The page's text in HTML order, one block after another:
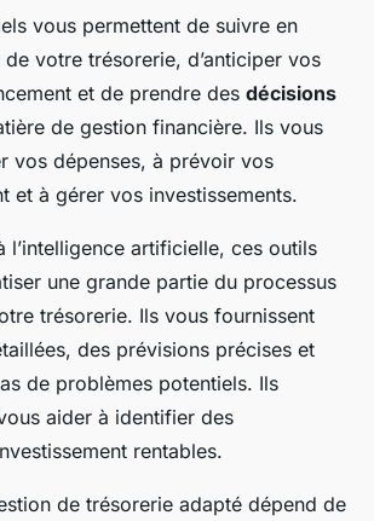
vous permettent de suivre en
de votre trésorerie, d’anticiper vos
et de prendre des décisions
de gestion financière. Ils vous
vos dépenses, à prévoir vos
et à gérer vos investissements.
l’intelligence artificielle, ces outils
une grande partie du processus
trésorerie. Ils vous fournissent
des prévisions précises et
de problèmes potentiels. Ils
aider à identifier des
rentables.
de trésorerie adapté dépend de